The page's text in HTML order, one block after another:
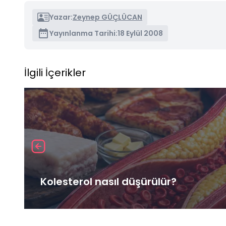
Yazar:Zeynep GÜÇLÜCAN
Yayınlanma Tarihi:18 Eylül 2008
İlgili İçerikler
Kolesterol nasıl düşürülür?